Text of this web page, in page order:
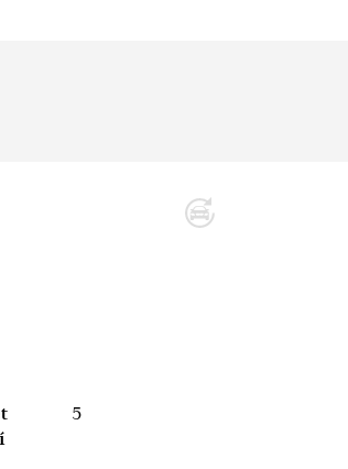
5